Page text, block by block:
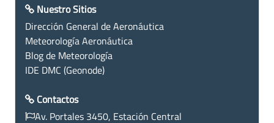
Nuestro Sitios
Dirección General de Aeronáutica
Meteorología Aeronáutica
Blog de Meteorología
IDE DMC (Geonode)
Contactos
Av. Portales 3450, Estación Central